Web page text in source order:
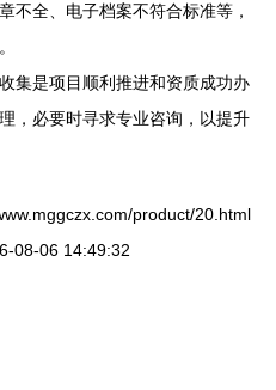
不全、电子档案不符合标准等，
集是项目顺利推进和资质成功办
，必要时寻求专业咨询，以提升
product/20.html
08-06 14:49:32